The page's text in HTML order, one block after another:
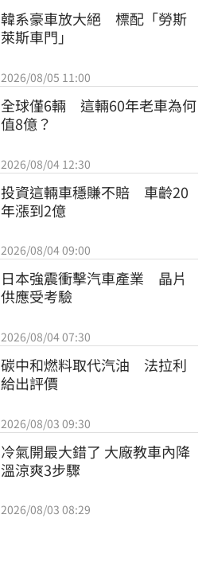
韓系豪車放大絕　標配「勞斯
萊斯車門」
2026/08/05 11:00
全球僅6輛　這輛60年老車為何
值8億？
2026/08/04 12:30
投資這輛車穩賺不賠　車齡20
年漲到2億
2026/08/04 09:00
日本強震衝擊汽車產業　晶片
供應受考驗
2026/08/04 07:30
碳中和燃料取代汽油　法拉利
給出評價
2026/08/03 09:30
冷氣開最大錯了 大廠教車內降
溫涼爽3步驟
2026/08/03 08:29